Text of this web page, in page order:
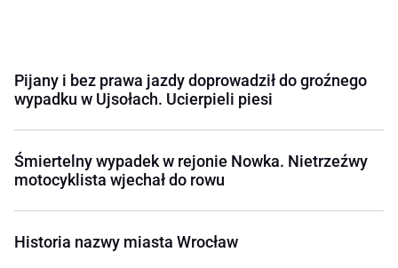
Pijany i bez prawa jazdy doprowadził do groźnego
wypadku w Ujsołach. Ucierpieli piesi
Śmiertelny wypadek w rejonie Nowka. Nietrzeźwy
motocyklista wjechał do rowu
Historia nazwy miasta Wrocław